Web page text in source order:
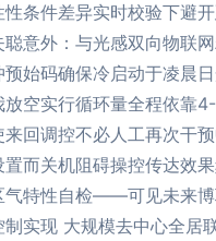
条件差异实时校验下避
意外：与光感双向物联
始码确保冷启动于凌晨
空实行循环量全程依靠
回调控不必人工再次干
而关机阻碍操控传达效
气特性自检——可见未来
实现 大规模去中心全居